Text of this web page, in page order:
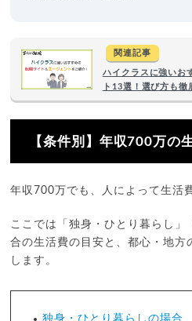
関連記事
ハイクラスに強いお
ト13選！選び方も徹
【条件別】年収700万の
年収700万でも、人によって生活
ここでは「独身・ひとり暮らし」
合の生活費の目安と、都心・地方
します。